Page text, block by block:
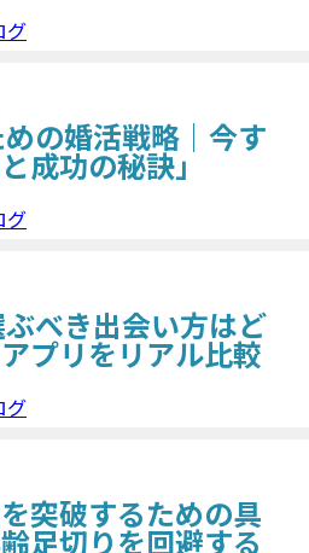
グ
めの婚活戦略｜今す
成功の秘訣」
グ
べき出会い方はど
プリをリアル比較
グ
突破するための具
足切りを回避する